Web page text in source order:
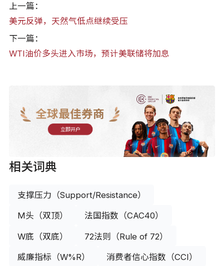
上一篇：
美元反弹，天然气低点继续受压
下一篇：
WTI油价多头进入市场，预计美联储将加息
全球最佳券商
立即开户
相关词典
支撑压力（Support/Resistance）
M头（双顶） 法国指数（CAC40）
W底（双底） 72法则（Rule of 72）
威廉指标（W%R） 消费者信心指数（CCI）